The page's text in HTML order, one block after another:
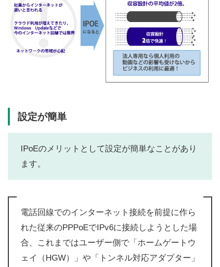
設定が簡単
IPoEのメリットとして設定が簡単なことがあり
ます。
電話回線でのインターネット接続を前提に作ら
れた従来のPPPoEでIPv6に接続しようとした場
合、これまではユーザー側で「ホームゲートウ
ェイ（HGW）」や「トンネル対応アダプター」